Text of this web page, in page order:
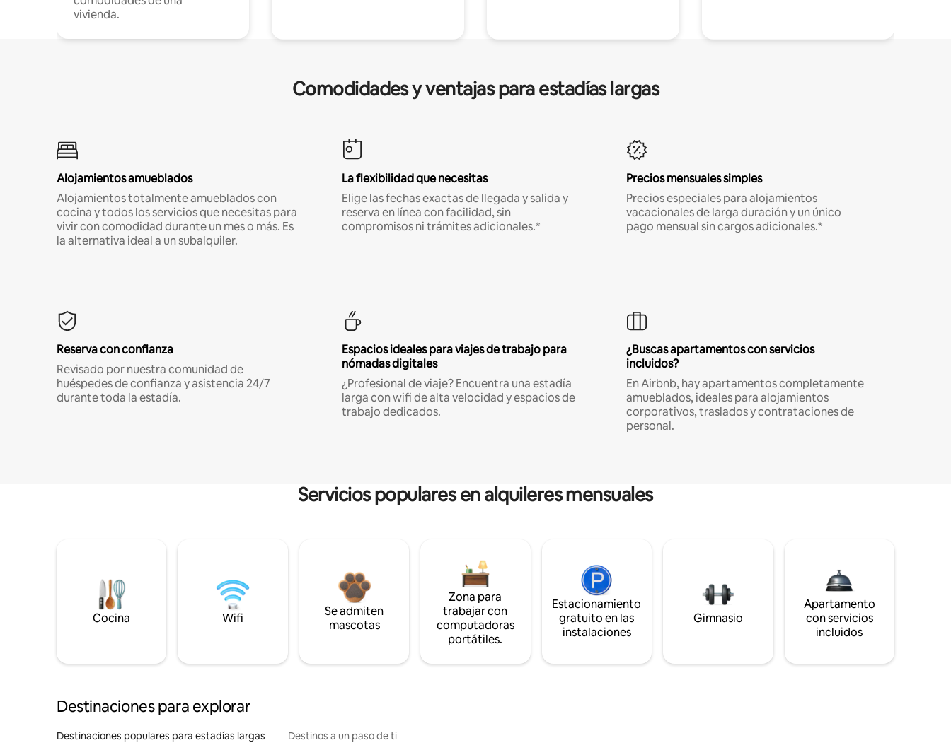
vivienda.
Comodidades y ventajas para estadías largas
Alojamientos amueblados
Alojamientos totalmente amueblados con
cocina y todos los servicios que necesitas para
vivir con comodidad durante un mes o más. Es
la alternativa ideal a un subalquiler.
La flexibilidad que necesitas
Elige las fechas exactas de llegada y salida y
reserva en línea con facilidad, sin
compromisos ni trámites adicionales.*
Precios mensuales simples
Precios especiales para alojamientos
vacacionales de larga duración y un único
pago mensual sin cargos adicionales.*
Reserva con confianza
Revisado por nuestra comunidad de
huéspedes de confianza y asistencia 24/7
durante toda la estadía.
Espacios ideales para viajes de trabajo para
nómadas digitales
¿Profesional de viaje? Encuentra una estadía
larga con wifi de alta velocidad y espacios de
trabajo dedicados.
¿Buscas apartamentos con servicios
incluidos?
En Airbnb, hay apartamentos completamente
amueblados, ideales para alojamientos
corporativos, traslados y contrataciones de
personal.
Servicios populares en alquileres mensuales
Cocina Wifi
Se admiten
mascotas
Zona para
trabajar con
computadoras
portátiles.
Estacionamiento
gratuito en las
instalaciones
Gimnasio
Apartamento
con servicios
incluidos
Destinaciones para explorar
Destinaciones populares para estadías largas Destinos a un paso de ti